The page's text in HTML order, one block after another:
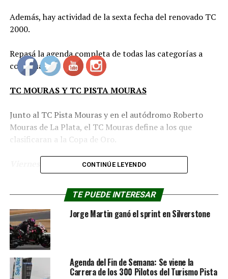
Además, hay actividad de la sexta fecha del renovado TC
2000.
Repasá la agenda completa de todas las categorías a
continuación.
TC MOURAS Y TC PISTA MOURAS
Junto al TC Pista Mouras y en el autódromo Roberto
Mouras de La Plata, el TC Mouras define a los que
clasificaran a la Copa de Oro.
1er Entrenamiento TC Pista Mouras (todos
juntos) 10 minutos
12:051er Entrenamiento TC Mouras
15:002do Entrenamiento TC Pista Mouras (todos
juntos) 25 minutos
CONTINÚE LEYENDO
TE PUEDE INTERESAR
Jorge Martin ganó el sprint en Silverstone
Agenda del Fin de Semana: Se viene la
Carrera de los 300 Pilotos del Turismo Pista